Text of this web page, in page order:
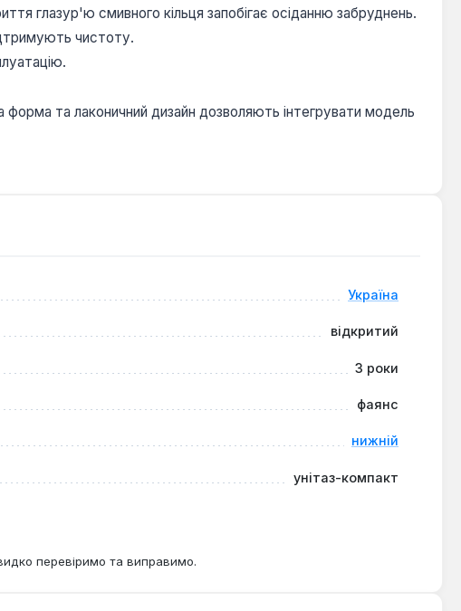
глазур'ю смивного кільця запобігає осіданню забруднень.
чистоту.
та лаконичний дизайн дозволяють інтегрувати модель
Україна
відкритий
3 роки
фаянс
нижній
унітаз-компакт
перевіримо та виправимо.